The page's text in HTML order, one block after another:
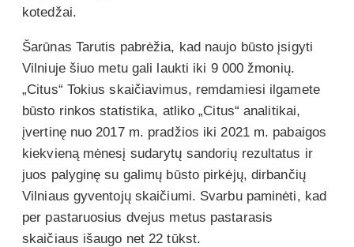
kotedžai.
Šarūnas Tarutis pabrėžia, kad naujo būsto įsigyti
Vilniuje šiuo metu gali laukti iki 9 000 žmonių.
„Citus“ Tokius skaičiavimus, remdamiesi ilgamete
būsto rinkos statistika, atliko „Citus“ analitikai,
įvertinę nuo 2017 m. pradžios iki 2021 m. pabaigos
kiekvieną mėnesį sudarytų sandorių rezultatus ir
juos palyginę su galimų būsto pirkėjų, dirbančių
Vilniaus gyventojų skaičiumi. Svarbu paminėti, kad
per pastaruosius dvejus metus pastarasis
skaičiaus išaugo net 22 tūkst.